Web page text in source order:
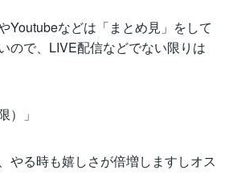
Youtubeなどは「まとめ見」をして
ので、LIVE配信などでない限りは
）」
やる時も嬉しさが倍増しますしオス